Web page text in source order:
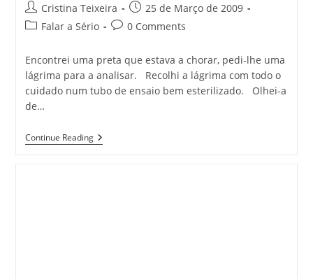
Post
author:
Cristina Teixeira
Post
published:
25 de Março de 2009
PostFalar a Sério
Post0 Comments
Encontrei uma preta que estava a chorar, pedi-lhe uma
lágrima para a analisar. Recolhi a lágrima com todo o
cuidado num tubo de ensaio bem esterilizado. Olhei-a
de…
Continue ReadingLágrima
De